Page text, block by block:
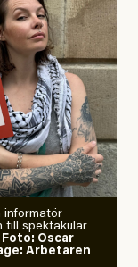
informatör
till spektakulär
Foto: Oscar
Arbetaren